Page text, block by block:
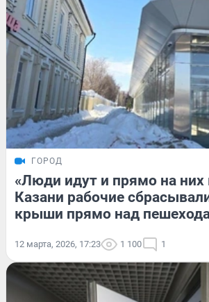
ГОРОД
«Люди идут и прямо на них
Казани рабочие
крыши прямо над
12 марта, 2026, 17:23 1 100 1